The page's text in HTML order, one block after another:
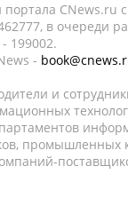
CNews.ru
в очереди
199002.
-
и